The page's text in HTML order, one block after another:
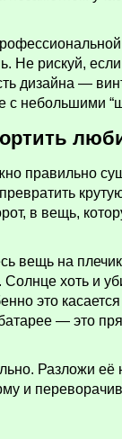
Не рискуй,
дизайна —
с небольшими
правильно
в вещь,
вещь на
Солнце хоть и
это
— это
Разложи её
и